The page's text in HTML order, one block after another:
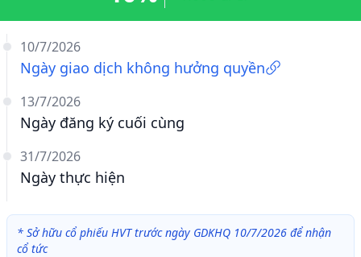
10/7/2026
Ngày giao dịch không hưởng quyền
13/7/2026
Ngày đăng ký cuối cùng
31/7/2026
Ngày thực hiện
* Sở hữu cổ phiếu HVT trước ngày GDKHQ 10/7/2026 để nhận
cổ tức